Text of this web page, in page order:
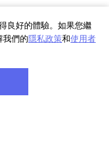
良好的體驗。如果您繼
我們的隱私政策和使用者
及其子公司均